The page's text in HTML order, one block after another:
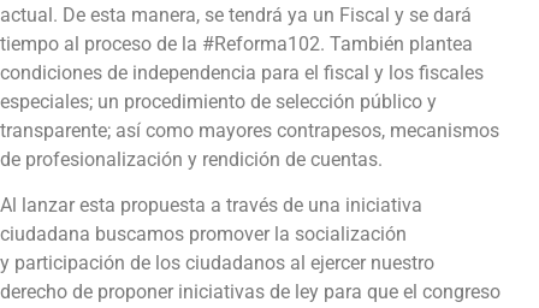
actual. De esta manera, se tendrá ya un Fiscal y se dará
tiempo al proceso de la #Reforma102. También plantea
condiciones de independencia para el fiscal y los fiscales
especiales; un procedimiento de selección público y
transparente; así como mayores contrapesos, mecanismos
de profesionalización y rendición de cuentas.
Al lanzar esta propuesta a través de una iniciativa
ciudadana buscamos promover la socialización
y participación de los ciudadanos al ejercer nuestro
derecho de proponer iniciativas de ley para que el congreso